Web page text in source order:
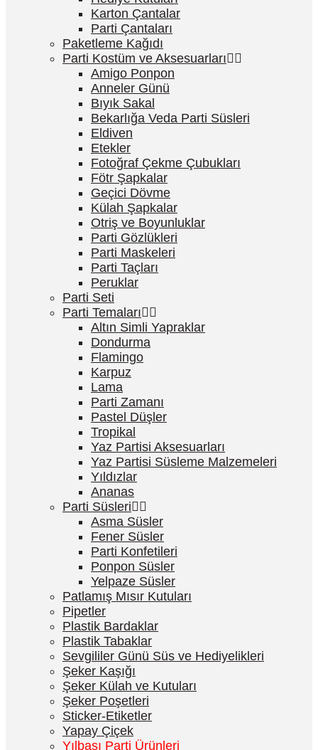
Karton Çantalar
Parti Çantaları
Paketleme Kağıdı
Parti Kostüm ve Aksesuarları
Amigo Ponpon
Anneler Günü
Bıyık Sakal
Bekarlığa Veda Parti Süsleri
Eldiven
Etekler
Fotoğraf Çekme Çubukları
Fötr Şapkalar
Geçici Dövme
Külah Şapkalar
Otriş ve Boyunluklar
Parti Gözlükleri
Parti Maskeleri
Parti Taçları
Peruklar
Parti Seti
Parti Temaları
Altın Simli Yapraklar
Dondurma
Flamingo
Karpuz
Lama
Parti Zamanı
Pastel Düşler
Tropikal
Yaz Partisi Aksesuarları
Yaz Partisi Süsleme Malzemeleri
Yıldızlar
Ananas
Parti Süsleri
Asma Süsler
Fener Süsler
Parti Konfetileri
Ponpon Süsler
Yelpaze Süsler
Patlamış Mısır Kutuları
Pipetler
Plastik Bardaklar
Plastik Tabaklar
Sevgililer Günü Süs ve Hediyelikleri
Şeker Kaşığı
Şeker Külah ve Kutuları
Şeker Poşetleri
Sticker-Etiketler
Yapay Çiçek
Yılbaşı Parti Ürünleri